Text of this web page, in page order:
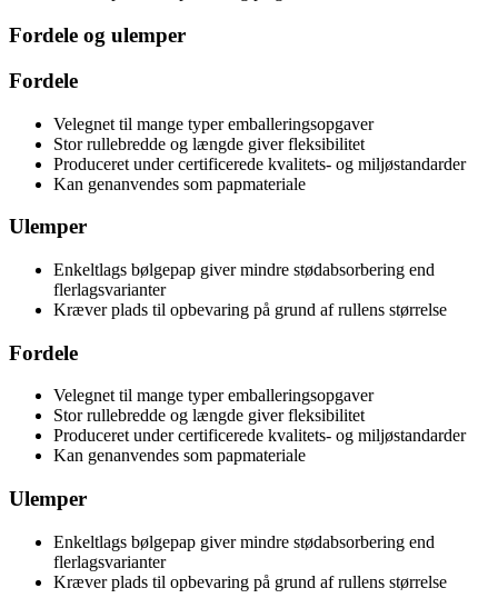
Fordele og ulemper
Fordele
Velegnet til mange typer emballeringsopgaver
Stor rullebredde og længde giver fleksibilitet
Produceret under certificerede kvalitets- og miljøstandarder
Kan genanvendes som papmateriale
Ulemper
Enkeltlags bølgepap giver mindre stødabsorbering end
flerlagsvarianter
Kræver plads til opbevaring på grund af rullens størrelse
Fordele
Velegnet til mange typer emballeringsopgaver
Stor rullebredde og længde giver fleksibilitet
Produceret under certificerede kvalitets- og miljøstandarder
Kan genanvendes som papmateriale
Ulemper
Enkeltlags bølgepap giver mindre stødabsorbering end
flerlagsvarianter
Kræver plads til opbevaring på grund af rullens størrelse